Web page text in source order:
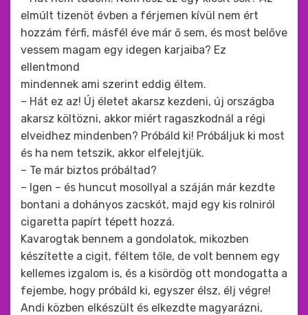
elmúlt tizenöt évben a férjemen kívül nem ért
hozzám férfi, másfél éve már ő sem, és most belőve
vessem magam egy idegen karjaiba? Ez
ellentmond
mindennek ami szerint eddig éltem.
– Hát ez az! Új életet akarsz kezdeni, új országba
akarsz költözni, akkor miért ragaszkodnál a régi
elveidhez mindenben? Próbáld ki! Próbáljuk ki most
és ha nem tetszik, akkor elfelejtjük.
– Te már biztos próbáltad?
– Igen – és huncut mosollyal a száján már kezdte
bontani a dohányos zacskót, majd egy kis rolniról
cigaretta papírt tépett hozzá.
Kavarogtak bennem a gondolatok, mikozben
készítette a cigit, féltem tőle, de volt bennem egy
kellemes izgalom is, és a kisördög ott mondogatta a
fejembe, hogy próbáld ki, egyszer élsz, élj végre!
Andi közben elkészült és elkezdte magyarázni,